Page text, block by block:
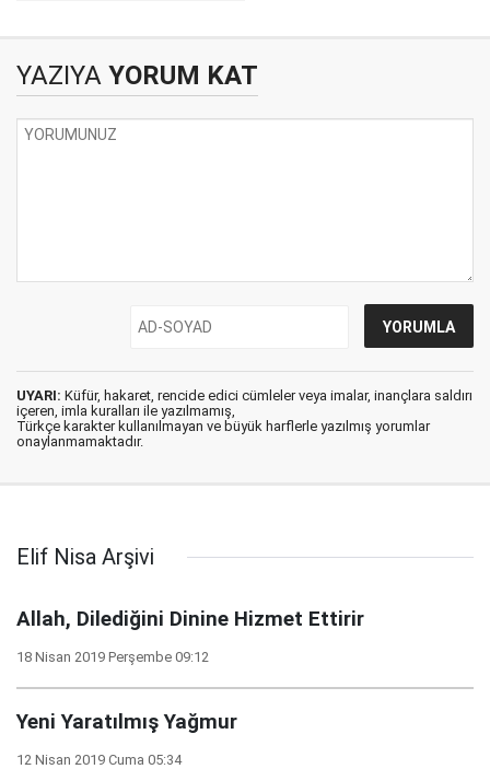
YAZIYA YORUM KAT
UYARI: Küfür, hakaret, rencide edici cümleler veya imalar, inançlara saldırı
içeren, imla kuralları ile yazılmamış,
Türkçe karakter kullanılmayan ve büyük harflerle yazılmış yorumlar
onaylanmamaktadır.
Elif Nisa Arşivi
Allah, Dilediğini Dinine Hizmet Ettirir
18 Nisan 2019 Perşembe 09:12
Yeni Yaratılmış Yağmur
12 Nisan 2019 Cuma 05:34